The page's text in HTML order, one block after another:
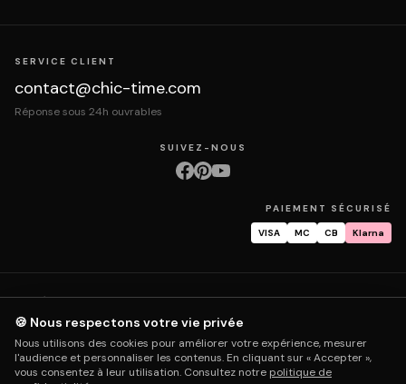
SERVICE CLIENT
contact@chic-time.com
Réponse sous 24h ouvrables
SUIVEZ-NOUS
PAIEMENT SÉCURISÉ
VISA MC CB Klarna
À proposContactMentions légalesCGVProtection des données
Retours & échanges
Droit de rétractation
Garantie & réparationFAQMon compte
🍪 Nous respectons votre vie privée
Nous utilisons des cookies pour améliorer votre expérience, mesurer
l'audience et personnaliser les contenus. En cliquant sur « Accepter »,
vous consentez à leur utilisation. Consultez notre politique de